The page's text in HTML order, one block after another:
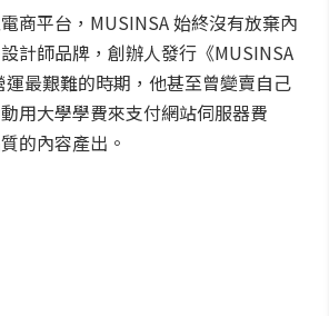
商平台，MUSINSA 始終沒有放棄內
計師品牌，創辦人發行《MUSINSA
最艱難的時期，他甚至曾變賣自己
用大學學費來支付網站伺服器費
的內容產出。